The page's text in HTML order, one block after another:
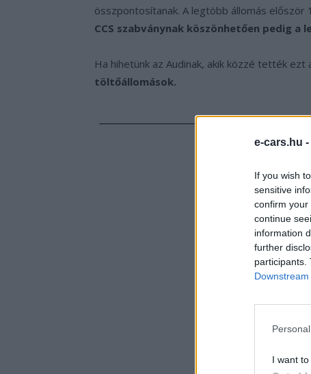
e-cars.hu -
If you wish
sensitive
confirm your
continue
information
further
participants.
I want
összpontosítanak. A legtöbb állomás
CCS szabványnak köszönhetően pedig
Ha hihetünk az Audinak, akik közzé tették ezt
töltőállomások.